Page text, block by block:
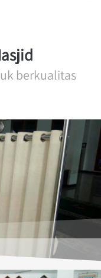
berkualitas